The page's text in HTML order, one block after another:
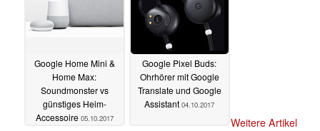
Google Home Mini &
Home Max:
Soundmonster vs
günstiges Heim-
Accessoire 05.10.2017
Google Pixel Buds:
Ohrhörer mit Google
Translate und Google
Assistant 04.10.2017
Weitere Artikel